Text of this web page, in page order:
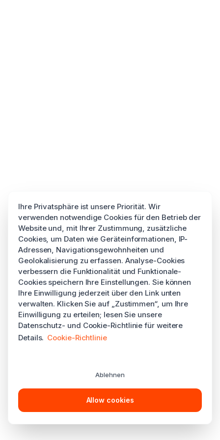
Ihre Privatsphäre ist unsere Priorität. Wir
verwenden notwendige Cookies für den Betrieb der
Website und, mit Ihrer Zustimmung, zusätzliche
Cookies, um Daten wie Geräteinformationen, IP-
Adressen, Navigationsgewohnheiten und
Geolokalisierung zu erfassen. Analyse-Cookies
verbessern die Funktionalität und Funktionale-
Cookies speichern Ihre Einstellungen. Sie können
Ihre Einwilligung jederzeit über den Link unten
verwalten. Klicken Sie auf „Zustimmen“, um Ihre
Einwilligung zu erteilen; lesen Sie unsere
Datenschutz- und Cookie-Richtlinie für weitere
Details. Cookie-Richtlinie
Ablehnen
Allow cookies